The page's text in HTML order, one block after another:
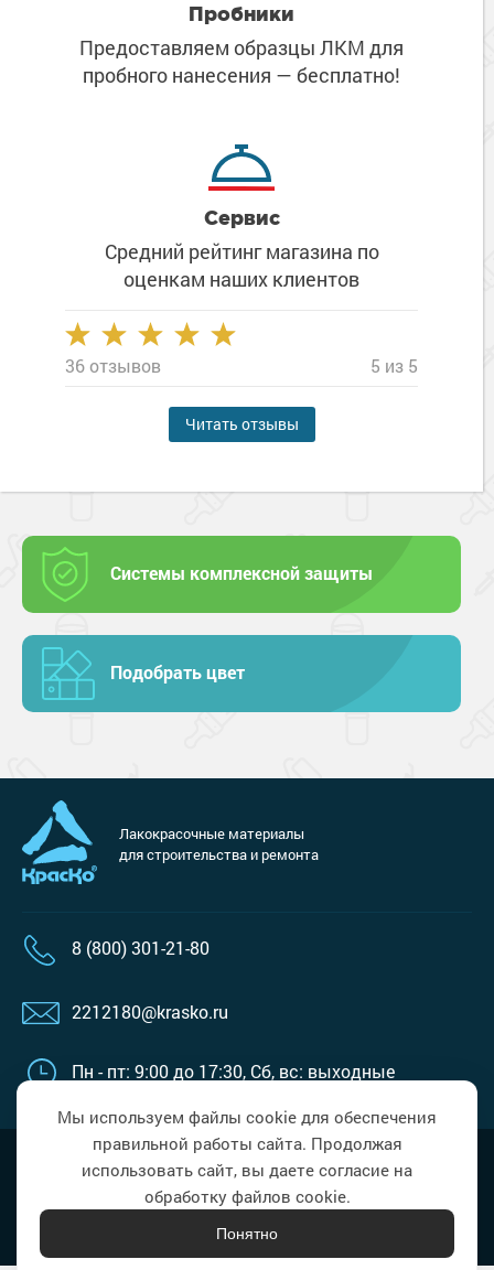
Пробники
Предоставляем образцы ЛКМ для
пробного нанесения — бесплатно!
Сервис
Средний рейтинг магазина по
оценкам наших клиентов
36 отзывов 5 из 5
Читать отзывы
Системы комплексной защиты
Подобрать цвет
Лакокрасочные материалы
для строительства и ремонта
8 (800) 301-21-80
2212180@krasko.ru
Пн - пт: 9:00 до 17:30, Сб, вс: выходные
Политика в области обработки
персональных данных
Мы используем файлы cookie для обеспечения
правильной работы сайта. Продолжая
использовать сайт, вы даете согласие на
обработку файлов cookie.
Понятно